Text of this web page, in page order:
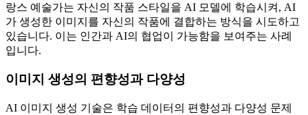
랑스 예술가는 자신의 작품 스타일을 AI 모델에 학습시켜, AI
가 생성한 이미지를 자신의 작품에 결합하는 방식을 시도하고
있습니다. 이는 인간과 AI의 협업이 가능함을 보여주는 사례
입니다.
이미지 생성의 편향성과 다양성
AI 이미지 생성 기술은 학습 데이터의 편향성과 다양성 문제